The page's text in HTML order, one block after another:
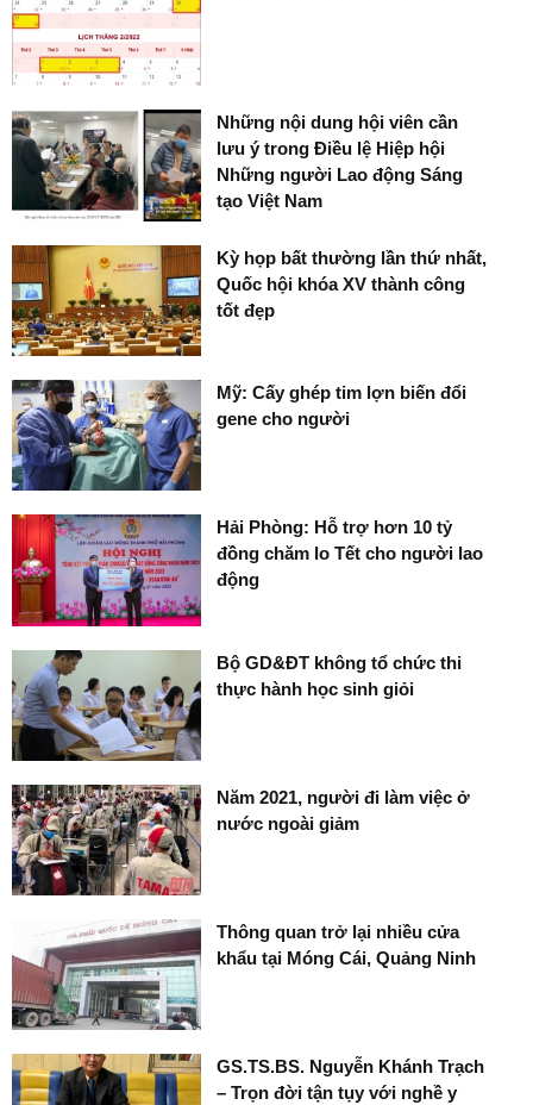
Những nội dung hội viên cần
lưu ý trong Điều lệ Hiệp hội
Những người Lao động Sáng
tạo Việt Nam
Kỳ họp bất thường lần thứ nhất,
Quốc hội khóa XV thành công
tốt đẹp
Mỹ: Cấy ghép tim lợn biến đổi
gene cho người
Hải Phòng: Hỗ trợ hơn 10 tỷ
đồng chăm lo Tết cho người lao
động
Bộ GD&ĐT không tổ chức thi
thực hành học sinh giỏi
Năm 2021, người đi làm việc ở
nước ngoài giảm
Thông quan trở lại nhiều cửa
khẩu tại Móng Cái, Quảng Ninh
GS.TS.BS. Nguyễn Khánh Trạch
– Trọn đời tận tụy với nghề y